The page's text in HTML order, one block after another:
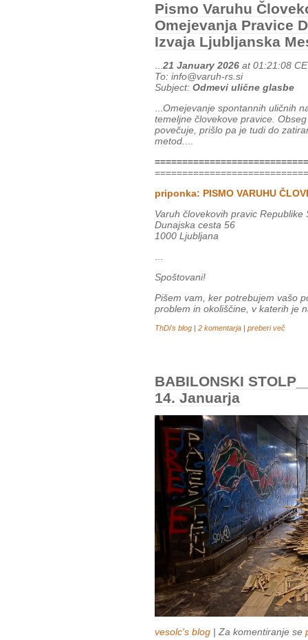
Pismo Varuhu
Omejevanja Pravice
Izvaja Ljubljanska
21 January 2026 at 01:21:08
To: info@varuh-rs.si
Subject: Odmevi ulične glasbe
Omejevanje spontannih uličnih
temeljne človekove pravice.
povečuje, prišlo pa je tudi do
metod.
priponka: PISMO VARUHU
Varuh človekovih pravic Republike
Dunajska cesta 56
1000 Ljubljana
Spoštovani!
Pišem vam, ker potrebujem vašo
problem in okoliščine, v katerih je
ThDi's blog | 2 komentarja | preberi več
BABILONSKI
14. Januarja
vesolc's blog | Za komentiranje se